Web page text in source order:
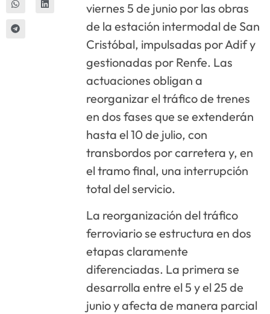
viernes 5 de junio por las obras
de la estación intermodal de San
Cristóbal, impulsadas por Adif y
gestionadas por Renfe. Las
actuaciones obligan a
reorganizar el tráfico de trenes
en dos fases que se extenderán
hasta el 10 de julio, con
transbordos por carretera y, en
el tramo final, una interrupción
total del servicio.
La reorganización del tráfico
ferroviario se estructura en dos
etapas claramente
diferenciadas. La primera se
desarrolla entre el 5 y el 25 de
junio y afecta de manera parcial